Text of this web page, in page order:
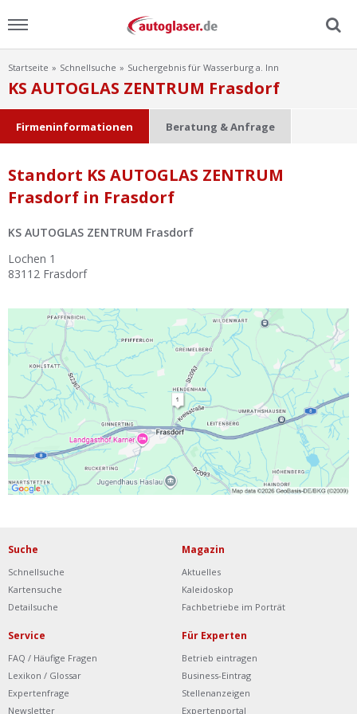
Menu
Home
Ratgeber
Scheibensuche
FAQ
Lexikon
Ist Ihre Werkstatt schon dabei?
Kostenlos eintragen
Werkstatt Login
Startseite Schnellsuche Suchergebnis für Wasserburg a. Inn
KS AUTOGLAS ZENTRUM Frasdorf
Firmeninformationen Beratung & Anfrage
Standort KS AUTOGLAS ZENTRUM
Frasdorf in Frasdorf
KS AUTOGLAS ZENTRUM Frasdorf
Lochen 1
83112 Frasdorf
Suche
Schnellsuche
Kartensuche
Detailsuche
Magazin
Aktuelles
Kaleidoskop
Fachbetriebe im Porträt
Service
FAQ / Häufige Fragen
Lexikon / Glossar
Expertenfrage
Newsletter
Für Experten
Betrieb eintragen
Business-Eintrag
Stellenanzeigen
Expertenportal